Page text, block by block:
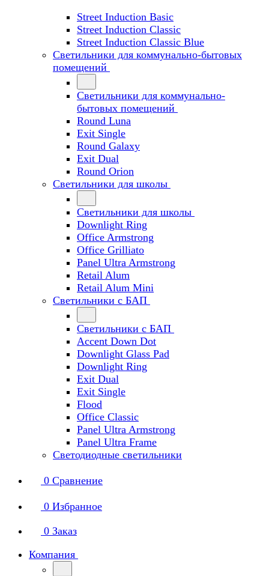
Street Induction Basic
Street Induction Classic
Street Induction Classic Blue
Светильники для коммунально-бытовых
помещений
Светильники для коммунально-
бытовых помещений
Round Luna
Exit Single
Round Galaxy
Exit Dual
Round Orion
Светильники для школы
Светильники для школы
Downlight Ring
Office Armstrong
Office Grilliato
Panel Ultra Armstrong
Retail Alum
Retail Alum Mini
Светильники с БАП
Светильники с БАП
Accent Down Dot
Downlight Glass Pad
Downlight Ring
Exit Dual
Exit Single
Flood
Office Classic
Panel Ultra Armstrong
Panel Ultra Frame
Светодиодные светильники
0 Сравнение
0 Избранное
0 Заказ
Компания